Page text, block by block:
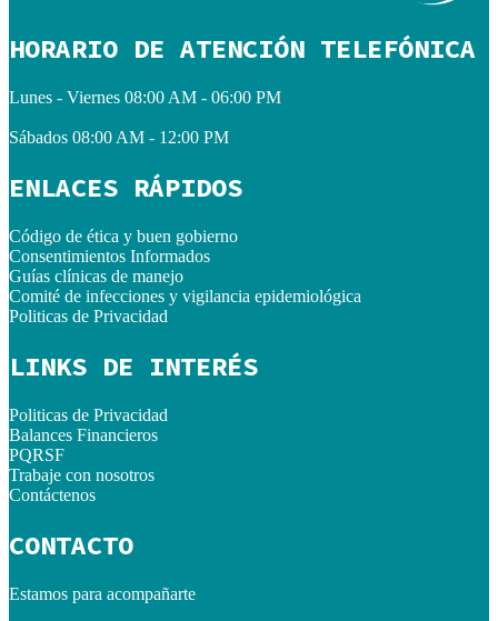
HORARIO DE ATENCIÓN TELEFÓNICA
Lunes - Viernes 08:00 AM - 06:00 PM
Sábados 08:00 AM - 12:00 PM
ENLACES RÁPIDOS
Código de ética y buen gobierno
Consentimientos Informados
Guías clínicas de manejo
Comité de infecciones y vigilancia epidemiológica
Politicas de Privacidad
LINKS DE INTERÉS
Politicas de Privacidad
Balances Financieros
PQRSF
Trabaje con nosotros
Contáctenos
CONTACTO
Estamos para acompañarte